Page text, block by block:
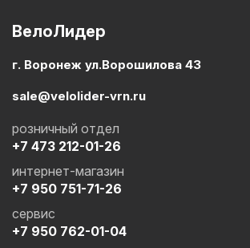
ВелоЛидер
г. Воронеж ул.Ворошилова 43
sale@velolider-vrn.ru
+7 473 212-01-26
розничный отдел
+7 950 751-71-26
интернет-магазин
+7 950 762-01-04
сервис